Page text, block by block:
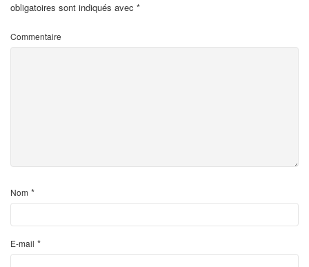
obligatoires sont indiqués avec *
Commentaire
Nom *
E-mail *